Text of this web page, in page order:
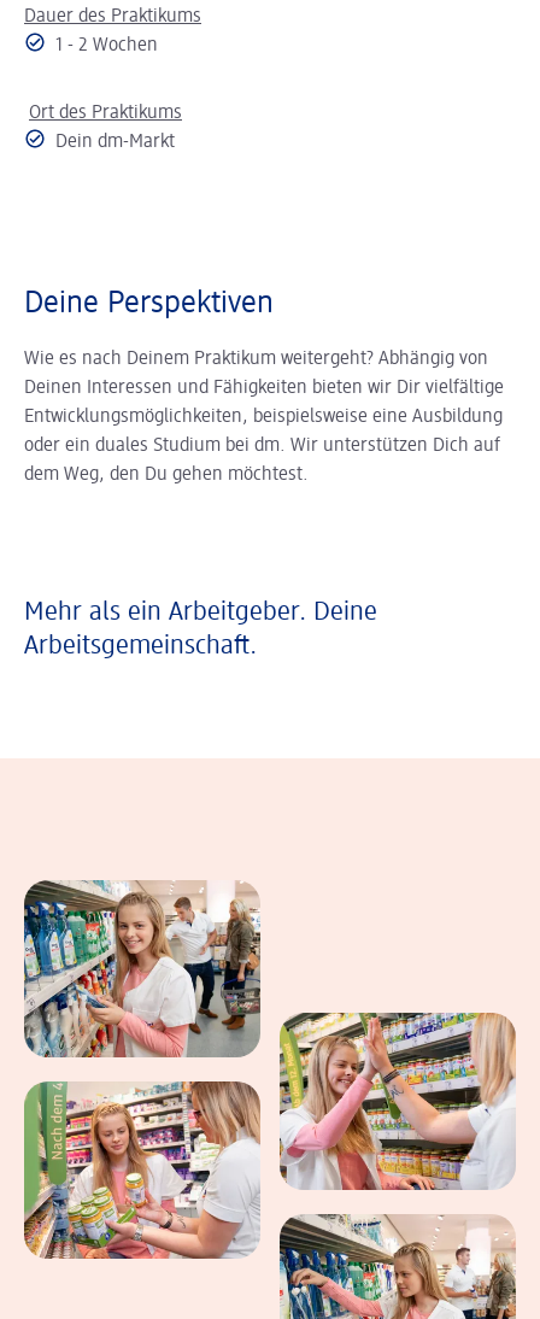
Dauer des Praktikums
1 - 2 Wochen
Ort des Praktikums
Dein dm-Markt
Deine Perspektiven
Wie es nach Deinem Praktikum weitergeht? Abhängig von
Deinen Interessen und Fähigkeiten bieten wir Dir vielfältige
Entwicklungsmöglichkeiten, beispielsweise eine Ausbildung
oder ein duales Studium bei dm. Wir unterstützen Dich auf
dem Weg, den Du gehen möchtest.
Mehr als ein Arbeitgeber. Deine
Arbeitsgemeinschaft.
Eindrücke aus dem Arbeitsalltag